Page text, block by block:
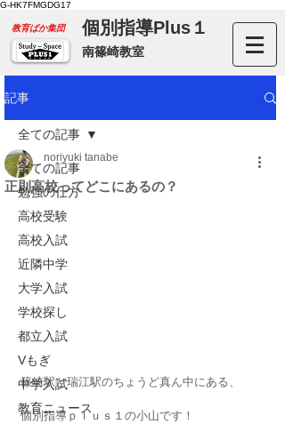
G-HK7FMGDG17
​教育ばか集団 個別指導Plus１
南篠崎教室
記事
全ての記事
勉強の仕方
高校受験
高校入試
近隣中学
大学入試
学校探し
都立入試
Vもぎ
中学入試
教育ニュース
全ての記事
正則高校ってどこにあるの？
noriyuki tanabe
篠崎駅と瑞江駅のちょうど真ん中にある、
個別指導ｐｌｕｓ１の小山です！